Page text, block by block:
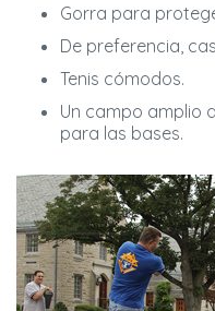
Gorra para
De preferencia,
Tenis cómodos.
Un campo amplio
para las bases.